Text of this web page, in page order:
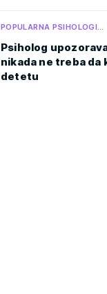
POPULARNA PSIHOLOGI…
Psiholog
nikada ne treba da
detetu